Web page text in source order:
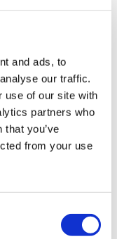
and ads, to
our traffic.
use of our site with
partners who
you’ve
from your use
ー
1,980円 (税込)